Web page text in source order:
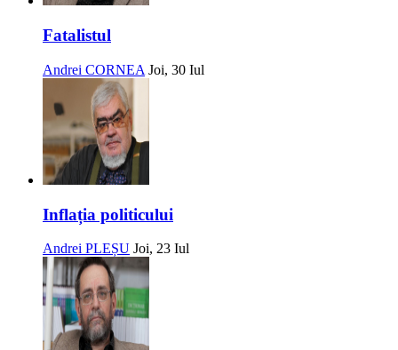
Fatalistul
Andrei CORNEA Joi, 30 Iul
Inflația politicului
Andrei PLEȘU Joi, 23 Iul